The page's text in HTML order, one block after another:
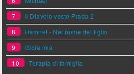
7
Il Diavolo veste Prada 2
8
Hamnet - Nel nome del figlio
9
Gioia mia
10
Terapia di famiglia